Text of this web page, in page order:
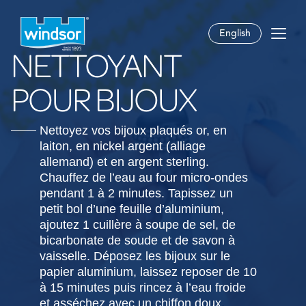
English
NETTOYANT
POUR BIJOUX
Nettoyez vos bijoux plaqués or, en
laiton, en nickel argent (alliage
allemand) et en argent sterling.
Chauffez de l’eau au four micro-ondes
pendant 1 à 2 minutes. Tapissez un
petit bol d’une feuille d’aluminium,
ajoutez 1 cuillère à soupe de sel, de
bicarbonate de soude et de savon à
vaisselle. Déposez les bijoux sur le
papier aluminium, laissez reposer de 10
à 15 minutes puis rincez à l’eau froide
et asséchez avec un chiffon doux.